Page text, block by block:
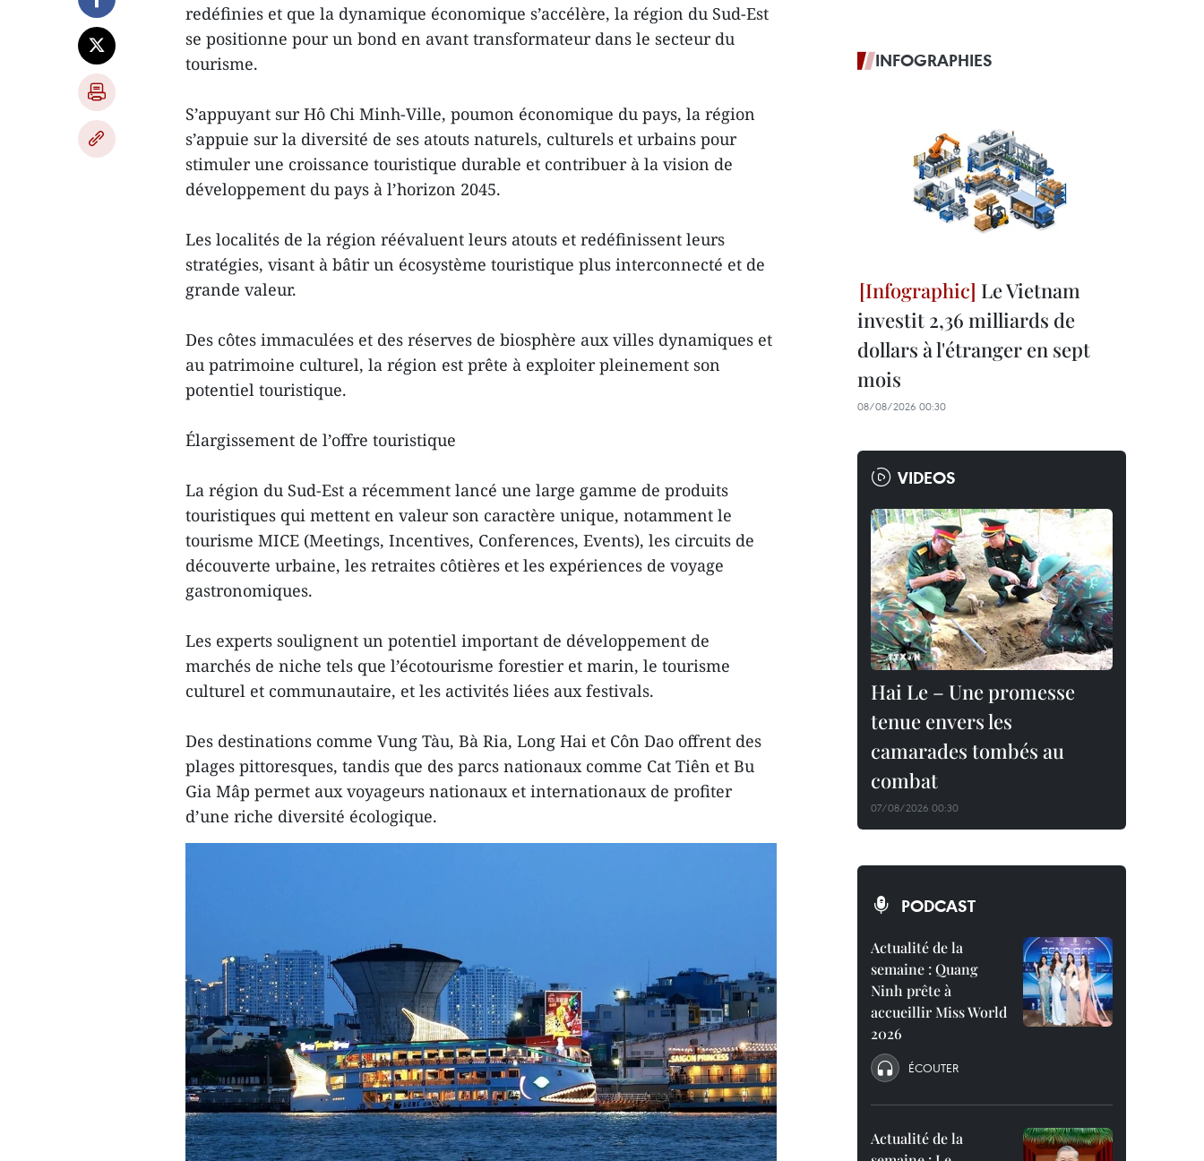
redéfinies et que la dynamique économique s’accélère, la région du Sud-Est
se positionne pour un bond en avant transformateur dans le secteur du
tourisme.
S’appuyant sur Hô Chi Minh-Ville, poumon économique du pays, la région
s’appuie sur la diversité de ses atouts naturels, culturels et urbains pour
stimuler une croissance touristique durable et contribuer à la vision de
développement du pays à l’horizon 2045.
Les localités de la région réévaluent leurs atouts et redéfinissent leurs
stratégies, visant à bâtir un écosystème touristique plus interconnecté et de
grande valeur.
Des côtes immaculées et des réserves de biosphère aux villes dynamiques et
au patrimoine culturel, la région est prête à exploiter pleinement son
potentiel touristique.
Élargissement de l’offre touristique
La région du Sud-Est a récemment lancé une large gamme de produits
touristiques qui mettent en valeur son caractère unique, notamment le
tourisme MICE (Meetings, Incentives, Conferences, Events), les circuits de
découverte urbaine, les retraites côtières et les expériences de voyage
gastronomiques.
Les experts soulignent un potentiel important de développement de
marchés de niche tels que l’écotourisme forestier et marin, le tourisme
culturel et communautaire, et les activités liées aux festivals.
Des destinations comme Vung Tàu, Bà Ria, Long Hai et Côn Dao offrent des
plages pittoresques, tandis que des parcs nationaux comme Cat Tiên et Bu
Gia Mâp permet aux voyageurs nationaux et internationaux de profiter
d’une riche diversité écologique.
INFOGRAPHIES
Le Vietnam
investit 2,36 milliards de
dollars à l'étranger en sept
mois
08/08/2026 00:30
VIDEOS
Hai Le – Une promesse
tenue envers les
camarades tombés au
combat
07/08/2026 00:30
PODCAST
Actualité de la
semaine : Quang
Ninh prête à
accueillir Miss World
2026
ÉCOUTER
Actualité de la